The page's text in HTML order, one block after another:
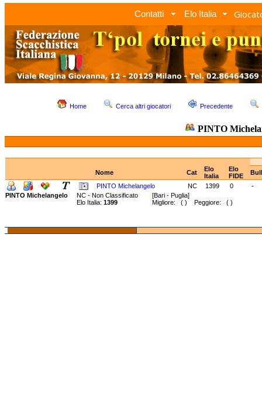
Contatti Elo Italia
Home Cerca altri giocatori Precedente
PINTO
Nome Cat
Elo
Italia
Elo
FIDE
PINTO Michelangelo
NC 1399 0
-
PINTO Michelangelo
NC - Non Classificato [Bari - Puglia]
Elo Italia: 1399 Migliore: ( ) Peggiore: ( )